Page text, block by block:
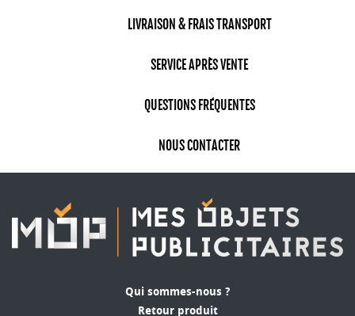
LIVRAISON & FRAIS TRANSPORT
SERVICE APRÈS VENTE
QUESTIONS FRÉQUENTES
NOUS CONTACTER
Qui sommes-nous ?
Retour produit